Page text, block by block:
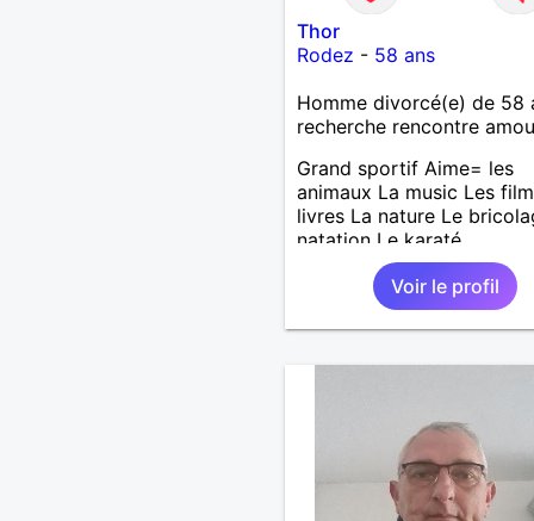
Thor
Rodez - 58 ans
Homme divorcé(e) de 58
recherche rencontre
Grand sportif Aime= les
animaux La music Les
livres La nature Le
natation Le karaté
Voir le profil